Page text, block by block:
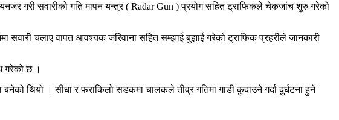
गरी सवारीको गति मापन यन्त्र ( Radar Gun ) प्रयोग सहित ट्राफिकले चेकजांच शुरु गरेको
सवारीे चलाए वापत आवश्यक जरिवाना सहित सम्झाई बुझाई गरेको ट्राफिक प्रहरीले जानकारी
गरेको छ ।
थियो । सीधा र फराकिलो सडकमा चालकले तीव्र गतिमा गाडी कुदाउने गर्दा दुर्घटना हुने